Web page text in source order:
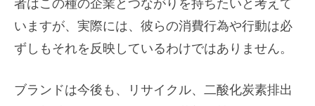
いますが、実際には、彼らの消費行為や行動は必
ずしもそれを反映しているわけではありません。
ブランドは今後も、リサイクル、二酸化炭素排出